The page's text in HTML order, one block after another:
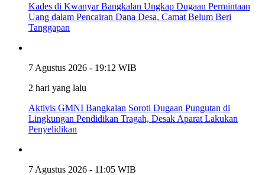
Kades di Kwanyar Bangkalan Ungkap Dugaan Permintaan
Uang dalam Pencairan Dana Desa, Camat Belum Beri
Tanggapan
7 Agustus 2026 - 19:12 WIB
2 hari yang lalu
Aktivis GMNI Bangkalan Soroti Dugaan Pungutan di
Lingkungan Pendidikan Tragah, Desak Aparat Lakukan
Penyelidikan
7 Agustus 2026 - 11:05 WIB